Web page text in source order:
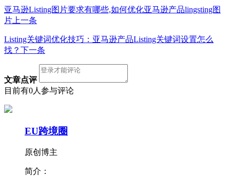
亚马逊Listing图片要求有哪些,如何优化亚马逊产品lingsting图
片 上一条
Listing关键词优化技巧：亚马逊产品Listing关键词设置怎么
找？ 下一条
文章点评
目前有0人参与评论
EU跨境圈
原创博主
简介：